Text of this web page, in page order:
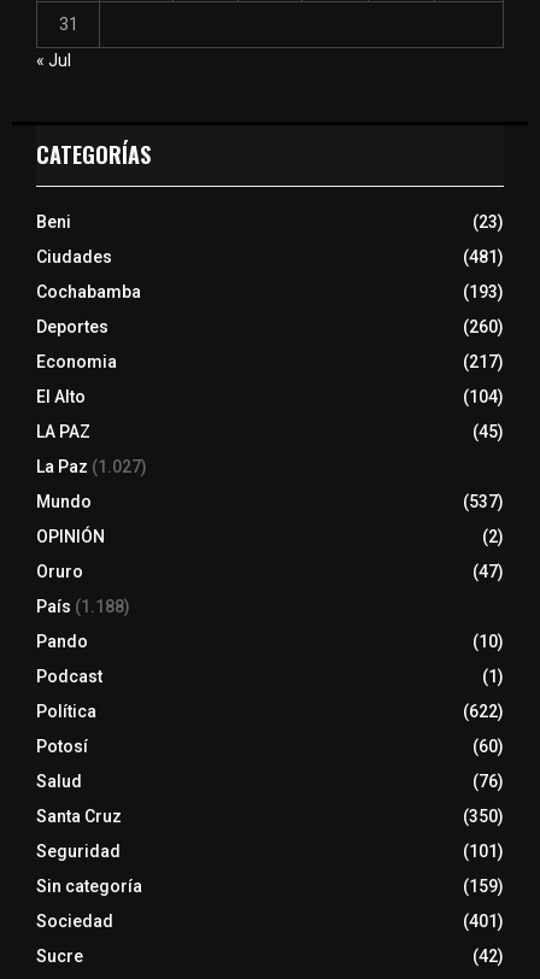
31
« Jul
CATEGORÍAS
Beni
(23)
Ciudades
(481)
Cochabamba
(193)
Deportes
(260)
Economia
(217)
El Alto
(104)
LA PAZ
(45)
La Paz (1.027)
Mundo
(537)
OPINIÓN
(2)
Oruro
(47)
País (1.188)
Pando
(10)
Podcast
(1)
Política
(622)
Potosí
(60)
Salud
(76)
Santa Cruz
(350)
Seguridad
(101)
Sin categoría
(159)
Sociedad
(401)
Sucre
(42)